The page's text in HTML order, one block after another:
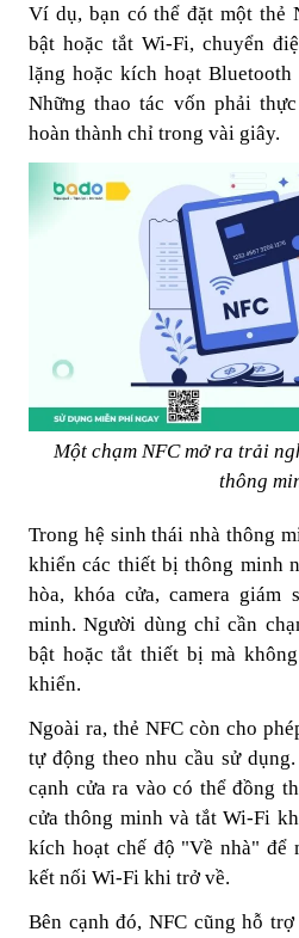
Ví dụ, bạn có thể đặt một thẻ
bật hoặc tắt Wi-Fi, chuyển
lặng hoặc kích hoạt
Những thao tác vốn phải
hoàn thành chỉ trong vài giây.
Một chạm NFC mở ra trải
thông
Trong hệ sinh thái nhà thông
khiển các thiết bị thông minh
hòa, khóa cửa, camera giám
minh. Người dùng chỉ cần
bật hoặc tắt thiết bị mà
khiển.
Ngoài ra, thẻ NFC còn cho
tự động theo nhu cầu sử
cạnh cửa ra vào có thể đồng
cửa thông minh và tắt Wi-Fi
kích hoạt chế độ "Về nhà" để
kết nối Wi-Fi khi trở về.
Bên cạnh đó, NFC cũng hỗ